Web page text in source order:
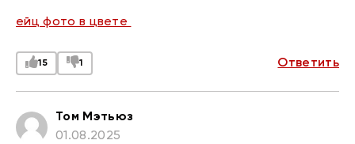
ейц фото в цвете
15 1 Ответить
Том Мэтьюз
01.08.2025